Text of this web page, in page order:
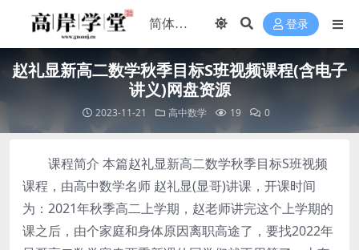
登录
赵礼显新高二数学秋季目标S班视频课程(含电子
讲义)网盘资源
2023-11-21 高中数学 19 0
课程简介 本篇赵礼显新高二数学秋季目标S班视频
课程，由高中数学名师 赵礼显(显哥)讲课，开课时间
为：2021年秋季高二上学期，赵老师讲完这个上学期的
课之后，由个家庭和身体原因离职高途了，要找2022年